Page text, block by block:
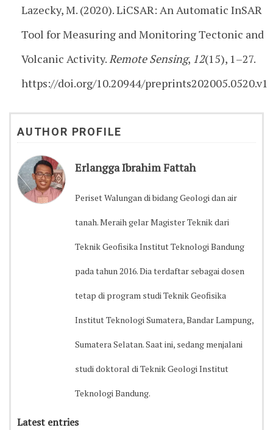
Lazecky, M. (2020). LiCSAR: An Automatic InSAR
Tool for Measuring and Monitoring Tectonic and
Volcanic Activity.Remote Sensing, 12(15), 1–27.
https://doi.org/10.20944/preprints202005.0520.v1
AUTHOR PROFILE
Erlangga Ibrahim Fattah
Periset Walungan di bidang Geologi dan air
tanah. Meraih gelar Magister Teknik dari
Teknik Geofisika Institut Teknologi Bandung
pada tahun 2016. Dia terdaftar sebagai dosen
tetap di program studi Teknik Geofisika
Institut Teknologi Sumatera, Bandar Lampung,
Sumatera Selatan. Saat ini, sedang menjalani
studi doktoral di Teknik Geologi Institut
Teknologi Bandung.
Latest entries